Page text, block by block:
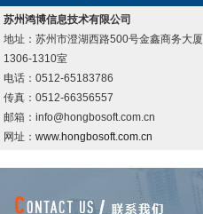
苏州鸿博信息技术有限公司
地址：苏州市澄湖西路500号金鑫商务大厦
1306-1310室
电话：0512-65183786
传真：0512-66356557
邮箱：info@hongbosoft.com.cn
网址： www.hongbosoft.com.cn